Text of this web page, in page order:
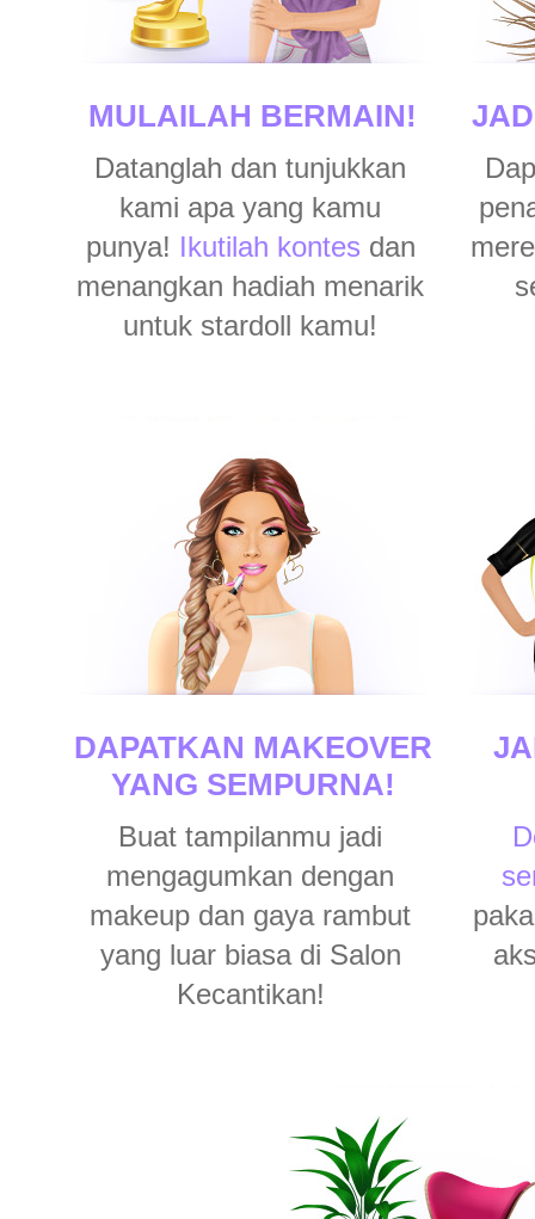
MULAILAH BERMAIN!
Datanglah dan tunjukkan
kami apa yang kamu
punya! Ikutilah kontes dan
menangkan hadiah menarik
untuk stardoll kamu!
DAPATKAN MAKEOVER
YANG SEMPURNA!
Buat tampilanmu jadi
mengagumkan dengan
makeup dan gaya rambut
yang luar biasa di Salon
Kecantikan!